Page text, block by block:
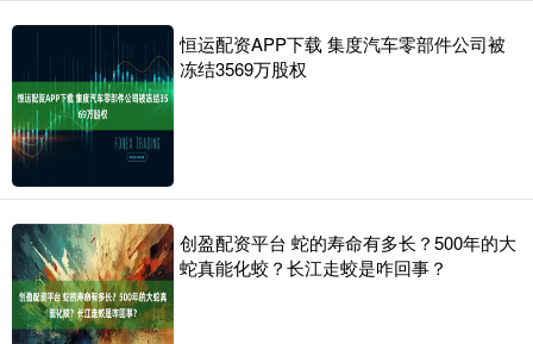
恒运配资APP下载 集度汽车零部件公司被
冻结3569万股权
创盈配资平台 蛇的寿命有多长？500年的大
蛇真能化蛟？长江走蛟是咋回事？